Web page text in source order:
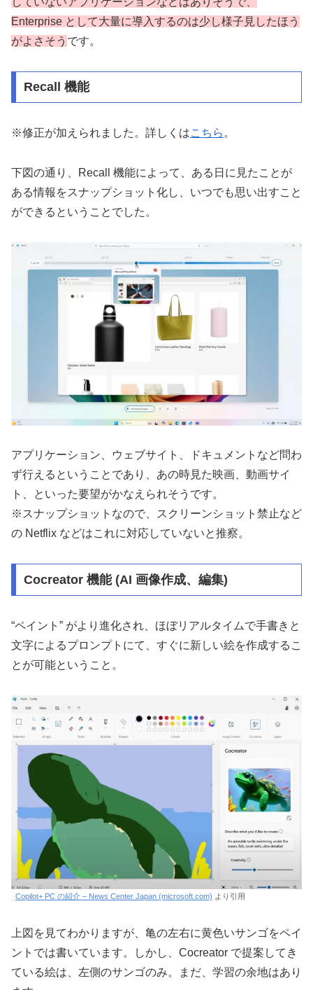
Enterprise として大量に導入するのは少し様子見したほう
がよさそう です。
Recall 機能
※修正が加えられました。詳しくはこちら 。
下図の通り、Recall 機能によって、ある日に見たことが
ある情報をスナップショット化し、いつでも思い出すこと
ができるということでした。
アプリケーション、ウェブサイト、ドキュメントなど問わ
ず行えるということであり、あの時見た映画、動画サイ
ト、といった要望がかなえられそうです。
※スナップショットなので、スクリーンショット禁止など
の Netflix などはこれに対応していないと推察。
Cocreator 機能 (AI 画像作成、編集)
“ペイント” がより進化され、ほぼリアルタイムで手書きと
文字によるプロンプトにて、すぐに新しい絵を作成するこ
とが可能ということ。
Copilot+ PC の紹介 – News Center Japan (microsoft.com) より引用
上図を見てわかりますが、亀の左右に黄色いサンゴをペイ
ントでは書いています。しかし、Cocreator で提案してき
ている絵は、左側のサンゴのみ。まだ、学習の余地はあり